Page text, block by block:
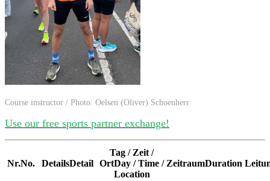
Course instructor / Photo: Oelsen (Oliver) Schoenherr
Use our free sports partner exchange!
Nr.No. DetailsDetail
Tag / Zeit /
OrtDay / Time /
Location
ZeitraumDuration